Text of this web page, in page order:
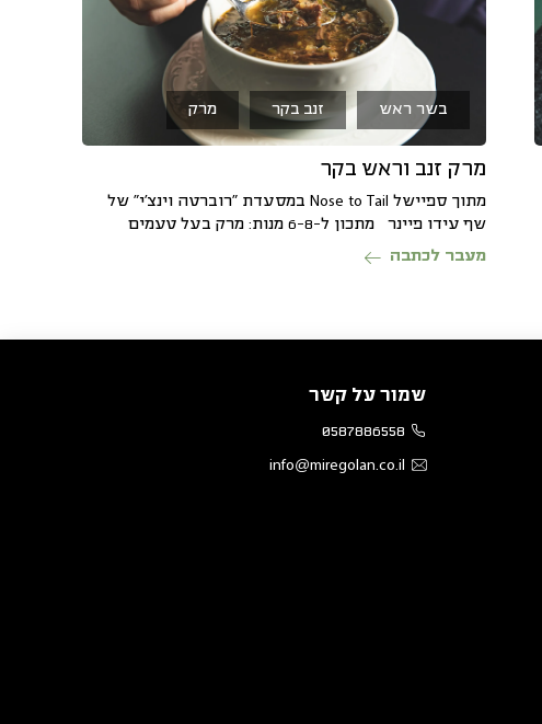
בשר ראש זנב בקר מרק
מרק זנב וראש בקר
מתוך ספיישל Nose to Tail במסעדת "רוברטה וינצ'י" של
שף עידו פיינר מתכון ל-6-8 מנות: מרק בעל טעמים
מעבר לכתבה
שמור על קשר
0587886558
info@miregolan.co.il